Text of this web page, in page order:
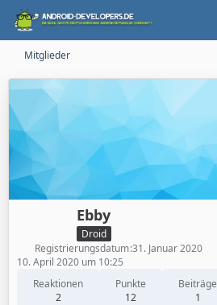
Mitglieder
Ebby
Droid
Reaktionen
2
Punkte
12
Beiträge
1
Registrierungsdatum 31. Januar 2020
10. April 2020 um 10:25